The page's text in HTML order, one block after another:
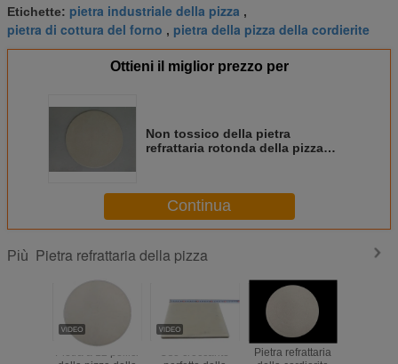
Etichette: pietra industriale della pizza ,
pietra di cottura del forno , pietra della pizza della cordierite
Ottieni il miglior prezzo per
Non tossico della pietra
refrattaria rotonda della pizza
Continua
Più Pietra refrattaria della pizza
Pietra a 12 pollici
Uso croccante
Pietra refrattaria